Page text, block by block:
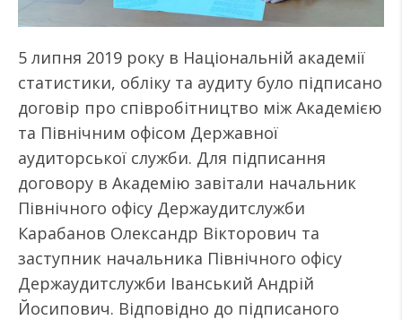
5 липня 2019 року в Національній академії
статистики, обліку та аудиту було підписано
договір про співробітництво між Академією
та Північним офісом Державної
аудиторської служби. Для підписання
договору в Академію завітали начальник
Північного офісу Держаудитслужби
Карабанов Олександр Вікторович та
заступник начальника Північного офісу
Держаудитслужби Іванський Андрій
Йосипович. Відповідно до підписаного